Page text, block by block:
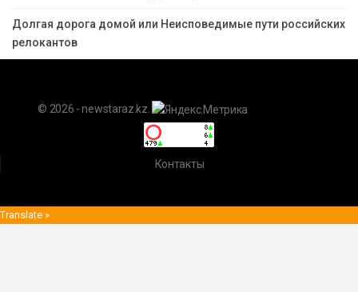
Долгая дорога домой или Неисповедимые пути российских
релокантов
© 2026 - newstaraz.kz.
Контакты
Translate »